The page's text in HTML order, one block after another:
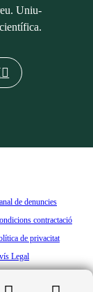
Uniu-
de denuncies
contractació
de privacitat
Legal